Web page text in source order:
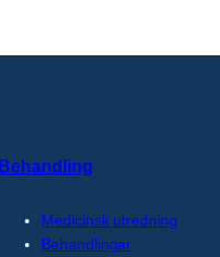
Behandling
Medicinsk utredning
Behandlingar